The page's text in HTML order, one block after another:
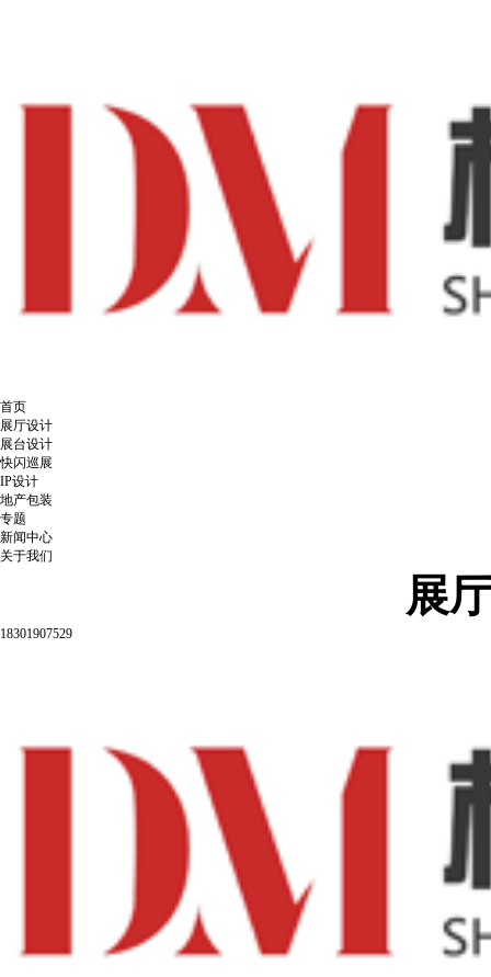
首页
展厅设计
展台设计
快闪巡展
IP设计
地产包装
专题
新闻中心
关于我们
展
18301907529